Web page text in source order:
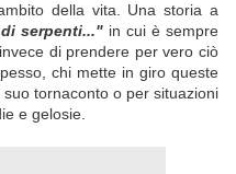
della vita. Una storia a
serpenti..."in cui è sempre
di prendere per vero ciò
chi mette in giro queste
tornaconto o per situazioni
e gelosie.